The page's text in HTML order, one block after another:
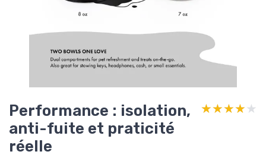
Performance : isolation,
anti-fuite et praticité
réelle
★★★★★
★★★★★